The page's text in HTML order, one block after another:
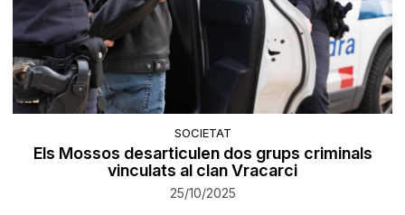
SOCIETAT
Els Mossos desarticulen dos grups criminals
vinculats al clan Vracarci
25/10/2025